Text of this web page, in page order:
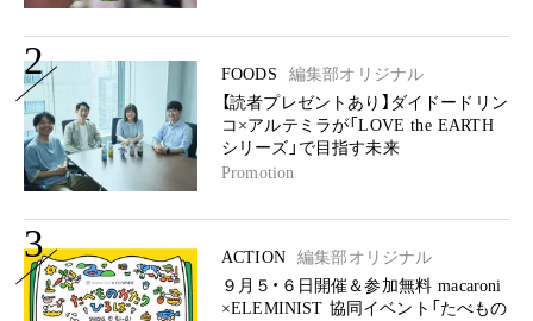
2 FOODS
編集部オリジナル
【読者プレゼントあり】ダイドードリン
コ×アルテミラが「LOVE the EARTH
シリーズ」で目指す未来
Promotion
3 ACTION
編集部オリジナル
９月５・６日開催＆参加無料 macaroni
×ELEMINIST 協同イベント「たべもの